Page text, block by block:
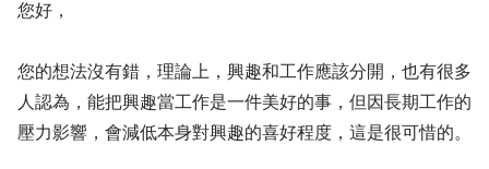
您好，
您的想法沒有錯，理論上，興趣和工作應該分開，也有很多
人認為，能把興趣當工作是一件美好的事，但因長期工作的
壓力影響，會減低本身對興趣的喜好程度，這是很可惜的。